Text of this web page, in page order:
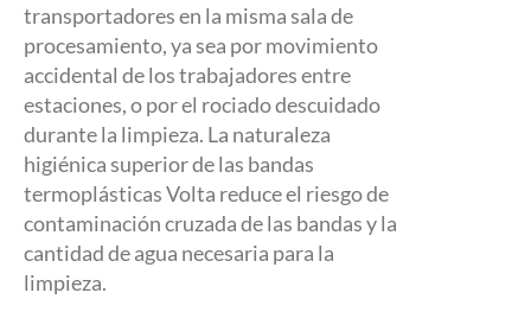
transportadores en la misma sala de
procesamiento, ya sea por movimiento
accidental de los trabajadores entre
estaciones, o por el rociado descuidado
durante la limpieza. La naturaleza
higiénica superior de las bandas
termoplásticas Volta reduce el riesgo de
contaminación cruzada de las bandas y la
cantidad de agua necesaria para la
limpieza.